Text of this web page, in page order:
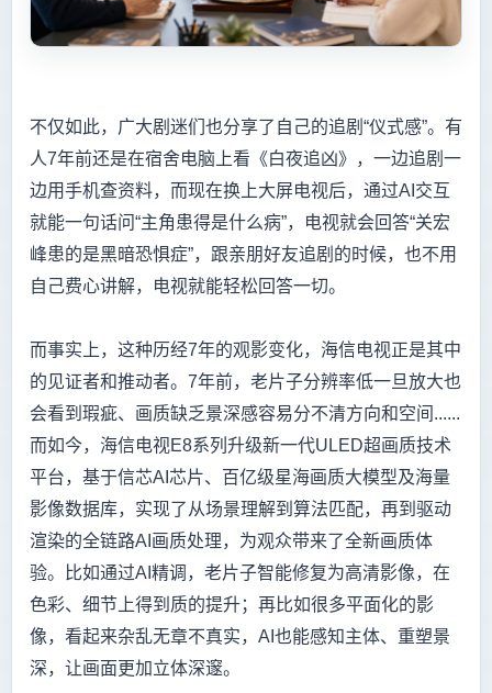
不仅如此，广大剧迷们也分享了自己的追剧“仪式感”。有
人7年前还是在宿舍电脑上看《白夜追凶》，一边追剧一
边用手机查资料，而现在换上大屏电视后，通过AI交互
就能一句话问“主角患得是什么病”，电视就会回答“关宏
峰患的是黑暗恐惧症”，跟亲朋好友追剧的时候，也不用
自己费心讲解，电视就能轻松回答一切。
而事实上，这种历经7年的观影变化，海信电视正是其中
的见证者和推动者。7年前，老片子分辨率低一旦放大也
会看到瑕疵、画质缺乏景深感容易分不清方向和空间......
而如今，海信电视E8系列升级新一代ULED超画质技术
平台，基于信芯AI芯片、百亿级星海画质大模型及海量
影像数据库，实现了从场景理解到算法匹配，再到驱动
渲染的全链路AI画质处理，为观众带来了全新画质体
验。比如通过AI精调，老片子智能修复为高清影像，在
色彩、细节上得到质的提升；再比如很多平面化的影
像，看起来杂乱无章不真实，AI也能感知主体、重塑景
深，让画面更加立体深邃。